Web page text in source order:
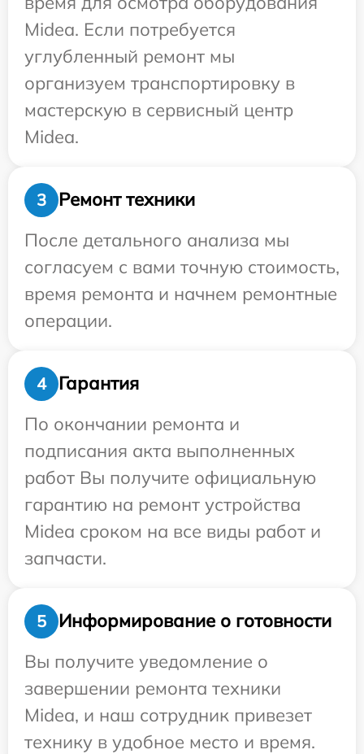
Midea. Если потребуется
углубленный ремонт мы
организуем транспортировку в
мастерскую в сервисный центр
Midea.
3
Ремонт техники
После детального анализа мы
согласуем с вами точную стоимость,
время ремонта и начнем ремонтные
операции.
4
Гарантия
По окончании ремонта и
подписания акта выполненных
работ Вы получите официальную
гарантию на ремонт устройства
Midea сроком на все виды работ и
запчасти.
5
Информирование о готовности
Вы получите уведомление о
завершении ремонта техники
Midea, и наш сотрудник привезет
технику в удобное место и время.